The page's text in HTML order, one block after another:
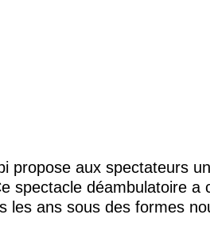
propose aux spectateurs
spectacle déambulatoire a
les ans sous des formes